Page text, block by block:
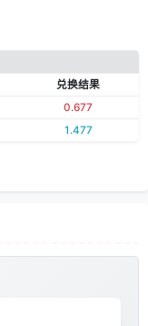
兑换结果
0.677
1.477